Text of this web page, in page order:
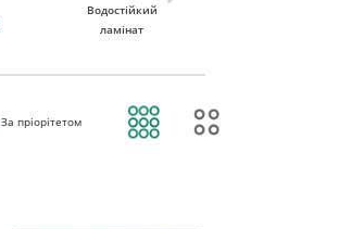
Водостійкий
ламінат
За пріорітетом